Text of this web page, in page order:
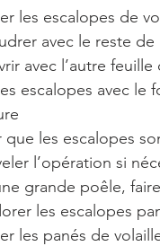
les escalopes de
avec le reste
avec l’autre
escalopes avec le
que les escalopes
l’opération si
grande poêle,
les escalopes
les panés de